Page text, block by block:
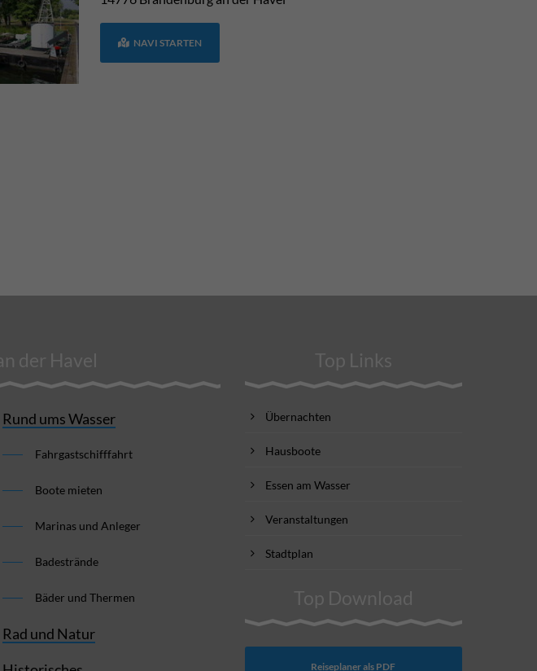
NAVI STARTEN
der Havel
Rund ums Wasser
Fahrgastschifffahrt
Boote mieten
Marinas und Anleger
Badestrände
Bäder und Thermen
Rad und Natur
Top Links
Übernachten
Hausboote
Essen am Wasser
Veranstaltungen
Stadtplan
Top Download
Reiseplaner als PDF